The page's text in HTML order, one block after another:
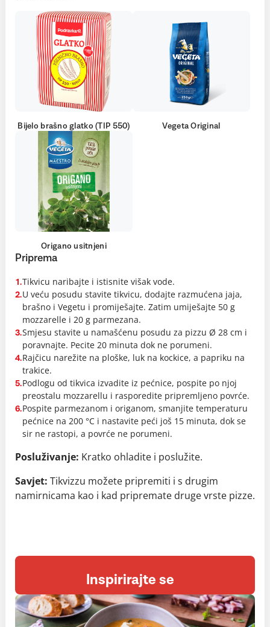
Bijelo brašno glatko (TIP 550) Vegeta Original
Origano usitnjeni
Priprema
1.Tikvicu naribajte i istisnite višak vode.
2.U veću posudu stavite tikvicu, dodajte razmućena jaja,
brašno i Vegetu i promiješajte. Zatim umiješajte 50 g
mozzarelle i 20 g parmezana.
3.Smjesu stavite u namašćenu posudu za pizzu Ø 28 cm i
poravnajte. Pecite 20 minuta dok ne porumeni.
4.Rajčicu narežite na ploške, luk na kockice, a papriku na
trakice.
5.Podlogu od tikvica izvadite iz pećnice, pospite po njoj
preostalu mozzarellu i rasporedite pripremljeno povrće.
6.Pospite parmezanom i origanom, smanjite temperaturu
pećnice na 200 °C i nastavite peći još 15 minuta, dok se
sir ne rastopi, a povrće ne porumeni.
Posluživanje: Kratko ohladite i poslužite.
Savjet: Tikvizzu možete pripremiti i s drugim
namirnicama kao i kad pripremate druge vrste pizze.
Inspirirajte se